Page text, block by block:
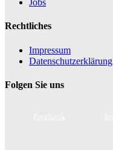
Jobs
Rechtliches
Impressum
Datenschutzerklärung
Folgen Sie uns